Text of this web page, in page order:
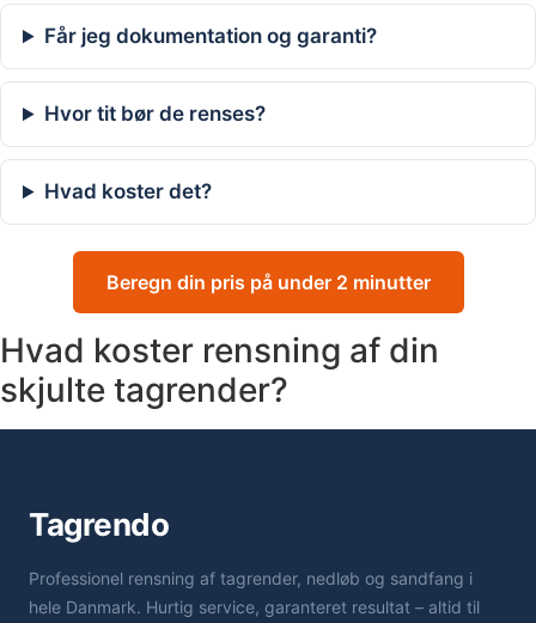
Får jeg dokumentation og garanti?
Hvor tit bør de renses?
Hvad koster det?
Beregn din pris på under 2 minutter
Hvad koster rensning af din
skjulte tagrender?
Tagrendo
Professionel rensning af tagrender, nedløb og sandfang i
hele Danmark. Hurtig service, garanteret resultat – altid til